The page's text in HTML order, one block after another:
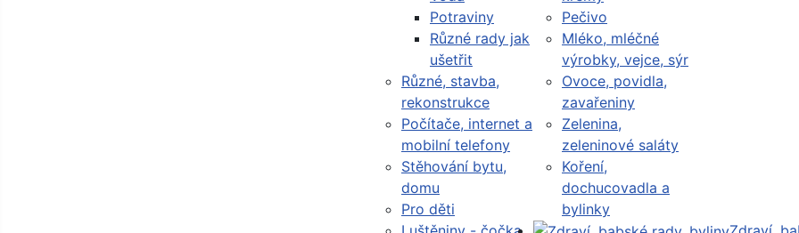
Potraviny
Různé rady jak
ušetřit
Různé, stavba,
rekonstrukce
Počítače, internet a
mobilní telefony
Stěhování bytu,
domu
Pro děti
Pečivo
Mléko, mléčné
výrobky, vejce, sýr
Ovoce, povidla,
zavařeniny
Zelenina,
zeleninové saláty
Koření,
dochucovadla a
bylinky